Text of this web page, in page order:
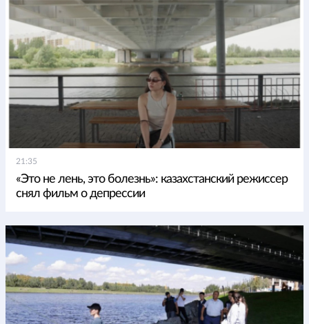
21:35
«Это не лень, это болезнь»: казахстанский режиссер
снял фильм о депрессии